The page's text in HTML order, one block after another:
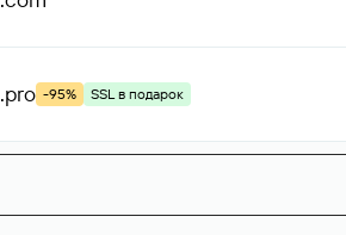
.pro -95% SSL в подарок